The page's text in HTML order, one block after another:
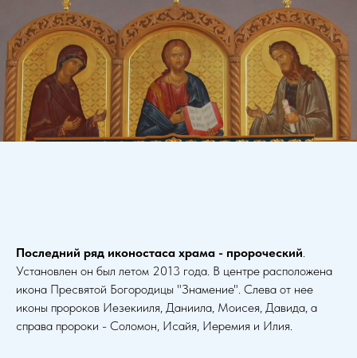
Последний ряд иконостаса храма - пророческий.
Установлен он был летом 2013 года. В центре расположена
икона Пресвятой Богородицы "Знамение". Слева от нее
иконы пророков Иезекииля, Даниила, Моисея, Давида, а
справа пророки - Соломон, Исайя, Иеремия и Илия.